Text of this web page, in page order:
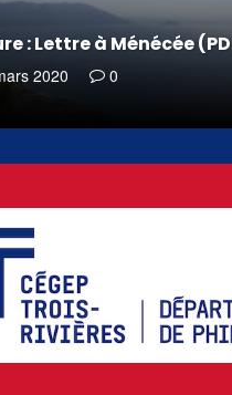
: Lettre à Ménécée
2020 0